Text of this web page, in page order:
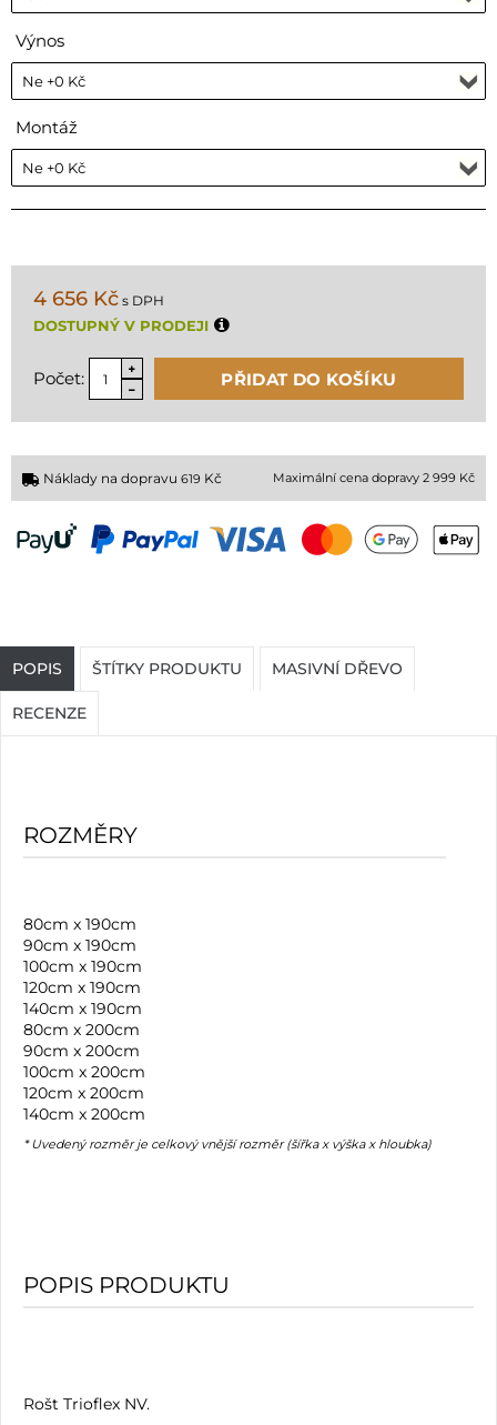
Výnos
Montáž
4 656 Kč s DPH
DOSTUPNÝ V PRODEJI
Počet: PŘIDAT DO KOŠÍKU
Náklady na dopravu 619 Kč Maximální cena dopravy 2 999 Kč
POPIS ŠTÍTKY PRODUKTU MASIVNÍ DŘEVO
RECENZE
ROZMĚRY
80cm x 190cm
90cm x 190cm
100cm x 190cm
120cm x 190cm
140cm x 190cm
80cm x 200cm
90cm x 200cm
100cm x 200cm
120cm x 200cm
140cm x 200cm
* Uvedený rozměr je celkový vnější rozměr (šířka x výška x hloubka)
POPIS PRODUKTU
Rošt Trioflex NV.